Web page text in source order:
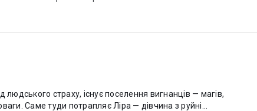
людського страху, існує поселення вигнанців — магів,
Саме туди потрапляє Ліра — дівчина з руйні...